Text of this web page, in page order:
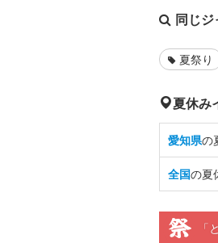
同じジ
夏祭り
夏休み
愛知県の
全国の夏
「